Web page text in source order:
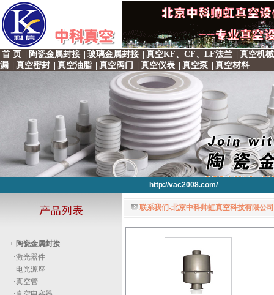
首 页 陶瓷金属封接 玻璃金属封接 真空KF、CF、LF法兰
真空机
漏
真空密封 真空油脂 真空阀门 真空仪表 真空泵 真空材料
http://vac2008.com/
http://vac2008.com/
http://vac2008.com/
http://vac2008.com/
陶瓷金属封接
·激光器件
·电光源座
·真空管
联系我们-北京中科帅虹真空科技有限公